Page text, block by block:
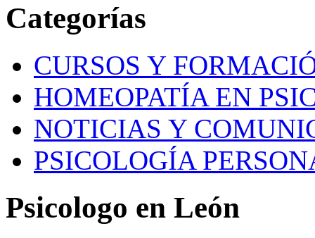
Categorías
CURSOS Y
HOMEOPATÍA EN
NOTICIAS Y
PSICOLOGÍA
Psicologo en León